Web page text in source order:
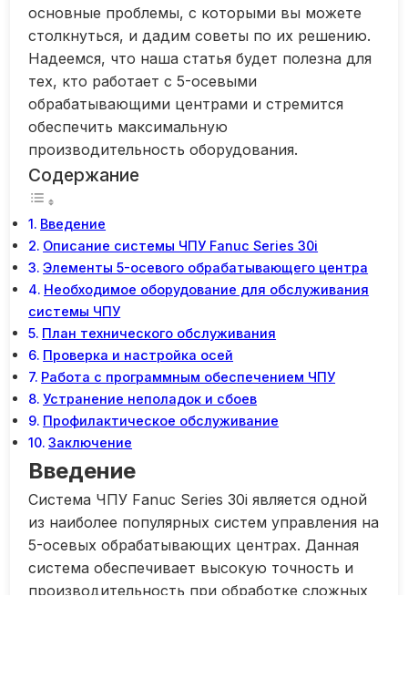
основные проблемы, с которыми вы можете
столкнуться, и дадим советы по их решению.
Надеемся, что наша статья будет полезна для
тех, кто работает с 5-осевыми
обрабатывающими центрами и стремится
обеспечить максимальную
производительность оборудования.
Содержание
Введение
Описание системы ЧПУ Fanuc Series 30i
Элементы 5-осевого обрабатывающего центра
Необходимое оборудование для обслуживания
системы ЧПУ
План технического обслуживания
Проверка и настройка осей
Работа с программным обеспечением ЧПУ
Устранение неполадок и сбоев
Профилактическое обслуживание
Заключение
Введение
Система ЧПУ Fanuc Series 30i является одной
из наиболее популярных систем управления на
5-осевых обрабатывающих центрах. Данная
система обеспечивает высокую точность и
производительность при обработке сложных